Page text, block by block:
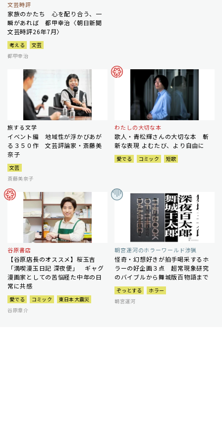
文芸時評
家族のかたち 心を配り合う、一
瞬があれば 都甲幸治〈朝日新聞
文芸時評26年7月〉
考える
文芸
都甲幸治
旅する文学
イベント編 地域性が浮かびあが
る３５０作 文芸評論家・斎藤美
奈子
文芸
斎藤美奈子
わたしの大切な本
歌人・青松輝さんの大切な本 斬
新な表現 よむたび、より自由に
愛でる コミック 短歌
谷原書店
【谷原店長のオススメ】桜玉吉
「満喫漫玉日記 深夜便」 ギャグ
漫画家としての苦悩経た中年の日
常に共感
愛でる コミック
東日本大震災
谷原章介
朝宮運河のホラーワールド渉猟
怪奇・幻想好きが拍手喝采するホ
ラーの好企画３点 超常現象研究
のバイブルから舞城版百物語まで
ぞっとする
ホラー
朝宮運河